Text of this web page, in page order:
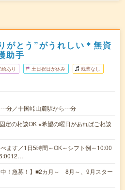
がとう”がうれしい＊無資
助手
あり 土日祝日が休み 残業なし
分／十国峠山麓駅から---分
定の相談OK ※希望の曜日があればご相談
ます／1日5時間～OK～シフト例～10:00
中！急募！】■2カ月～ 8月～、9月スター